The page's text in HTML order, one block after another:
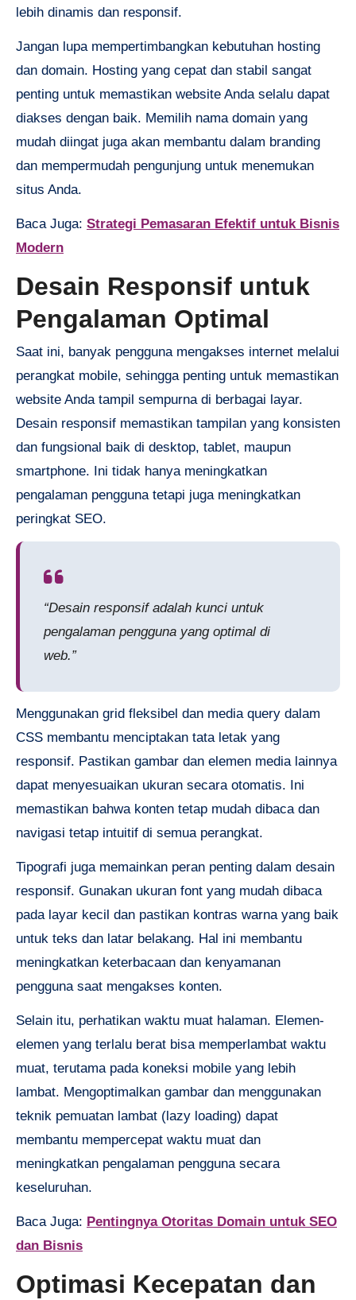
lebih dinamis dan responsif.
Jangan lupa mempertimbangkan kebutuhan hosting
dan domain. Hosting yang cepat dan stabil sangat
penting untuk memastikan website Anda selalu dapat
diakses dengan baik. Memilih nama domain yang
mudah diingat juga akan membantu dalam branding
dan mempermudah pengunjung untuk menemukan
situs Anda.
Baca Juga: Strategi Pemasaran Efektif untuk Bisnis
Modern
Desain Responsif untuk
Pengalaman Optimal
Saat ini, banyak pengguna mengakses internet melalui
perangkat mobile, sehingga penting untuk memastikan
website Anda tampil sempurna di berbagai layar.
Desain responsif memastikan tampilan yang konsisten
dan fungsional baik di desktop, tablet, maupun
smartphone. Ini tidak hanya meningkatkan
pengalaman pengguna tetapi juga meningkatkan
peringkat SEO.
“Desain responsif adalah kunci untuk
pengalaman pengguna yang optimal di
web.”
Menggunakan grid fleksibel dan media query dalam
CSS membantu menciptakan tata letak yang
responsif. Pastikan gambar dan elemen media lainnya
dapat menyesuaikan ukuran secara otomatis. Ini
memastikan bahwa konten tetap mudah dibaca dan
navigasi tetap intuitif di semua perangkat.
Tipografi juga memainkan peran penting dalam desain
responsif. Gunakan ukuran font yang mudah dibaca
pada layar kecil dan pastikan kontras warna yang baik
untuk teks dan latar belakang. Hal ini membantu
meningkatkan keterbacaan dan kenyamanan
pengguna saat mengakses konten.
Selain itu, perhatikan waktu muat halaman. Elemen-
elemen yang terlalu berat bisa memperlambat waktu
muat, terutama pada koneksi mobile yang lebih
lambat. Mengoptimalkan gambar dan menggunakan
teknik pemuatan lambat (lazy loading) dapat
membantu mempercepat waktu muat dan
meningkatkan pengalaman pengguna secara
keseluruhan.
Baca Juga: Pentingnya Otoritas Domain untuk SEO
dan Bisnis
Optimasi Kecepatan dan